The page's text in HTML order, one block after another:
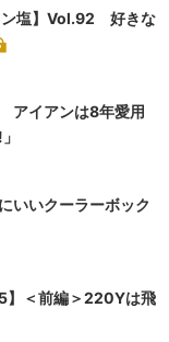
ン塩】Vol.92 好きな
アイアンは8年愛用
いいクーラーボック
】＜前編＞220Yは飛